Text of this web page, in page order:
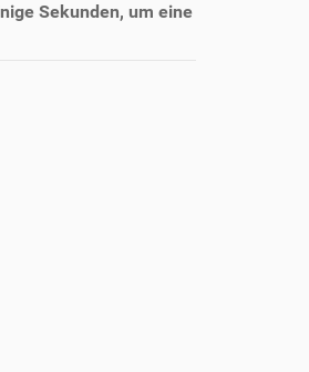
Sekunden, um eine